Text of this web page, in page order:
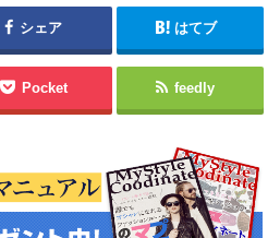
シェア はてブ
Pocket feedly